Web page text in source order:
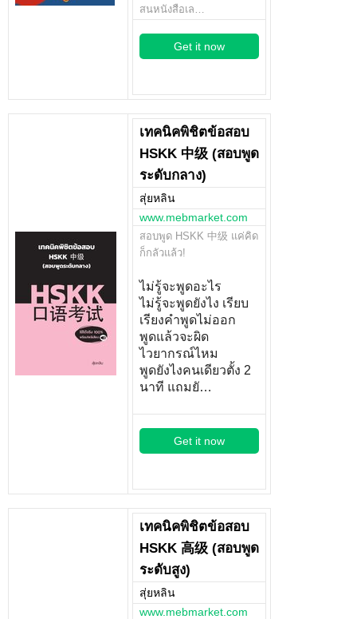
สนหนังสือเล…
Get it now
เทคนิคพิชิตข้อสอบ
HSKK 中级 (สอบพูด
ระดับกลาง)
สุ่ยหลิน
www.mebmarket.com
สอบพูด HSKK 中级 แค่คิด
ก็กลัวแล้ว!
ไม่รู้จะพูดอะไร
ไม่รู้จะพูดยังไง เรียบ
เรียงคำพูดไม่ออก
พูดแล้วจะผิด
ไวยากรณ์ไหม
พูดยังไงคนเดียวตั้ง 2
นาที แถมยั…
Get it now
เทคนิคพิชิตข้อสอบ
HSKK 高级 (สอบพูด
ระดับสูง)
สุ่ยหลิน
www.mebmarket.com